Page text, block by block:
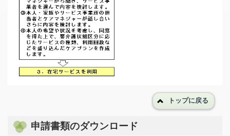
トップに戻る
申請書類のダウンロード